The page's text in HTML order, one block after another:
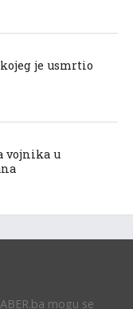
je usmrtio
vojnika u
mogu se